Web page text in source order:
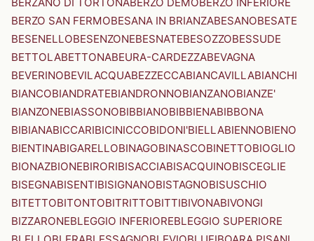
BERZO SAN FERMOBESANA IN BRIANZABESANOBESATE
BESENELLOBESENZONEBESNATEBESOZZOBESSUDE
BETTOLABETTONABEURA-CARDEZZABEVAGNA
BEVERINOBEVILACQUABEZZECCABIANCAVILLABIANCHI
BIANCOBIANDRATEBIANDRONNOBIANZANOBIANZE'
BIANZONEBIASSONOBIBBIANOBIBBIENABIBBONA
BIBIANABICCARIBICINICCOBIDONI'BIELLABIENNOBIENO
BIENTINABIGARELLOBINAGOBINASCOBINETTOBIOGLIO
BIONAZBIONEBIRORIBISACCIABISACQUINOBISCEGLIE
BISEGNABISENTIBISIGNANOBISTAGNOBISUSCHIO
BITETTOBITONTOBITRITTOBITTIBIVONABIVONGI
BIZZARONEBLEGGIO INFERIOREBLEGGIO SUPERIORE